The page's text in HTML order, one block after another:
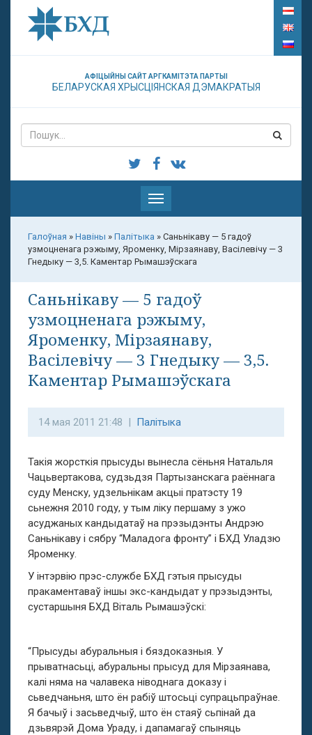
АФІЦЫЙНЫ САЙТ АРГКАМІТЭТА ПАРТЫІ
БЕЛАРУСКАЯ ХРЫСЦІЯНСКАЯ ДЭМАКРАТЫЯ
Паказаць
меню
Галоўная » Навіны » Палітыка » Саньнікаву — 5 гадоў
узмоцненага рэжыму, Яроменку, Мірзаянаву, Васілевічу — 3
Гнедыку — 3,5. Каментар Рымашэўскага
Саньнікаву — 5 гадоў
узмоцненага рэжыму,
Яроменку, Мірзаянаву,
Васілевічу — 3 Гнедыку — 3,5.
Каментар Рымашэўскага
14 мая 2011 21:48 | Палітыка
Такія жорсткія прысуды вынесла сёньня Натальля
Чацьвертакова, судзьдзя Партызанскага раённага
суду Менску, удзельнікам акцыі пратэсту 19
сьнежня 2010 году, у тым ліку першаму з ужо
асуджаных кандыдатаў на прэзыдэнты Андрэю
Саньнікаву і сябру “Маладога фронту” і БХД Уладзю
Яроменку.
У інтэрвію прэс-службе БХД гэтыя прысуды
пракаментаваў іншы экс-кандыдат у прэзыдэнты,
сустаршыня БХД Віталь Рымашэўскі:
“Прысуды абуральныя і бяздоказныя. У
прыватнасьці, абуральны прысуд для Мірзаянава,
калі няма на чалавека ніводнага доказу і
сьведчаньня, што ён рабіў штосьці супрацьпраўнае.
Я бачыў і засьведчыў, што ён стаяў сьпінай да
дзьвярэй Дома Ураду, і дапамагаў спыняць